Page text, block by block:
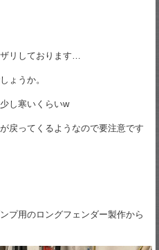
リしております…
ょうか。
し寒いくらいw
戻ってくるようなので要注意です
プ用のロングフェンダー製作から